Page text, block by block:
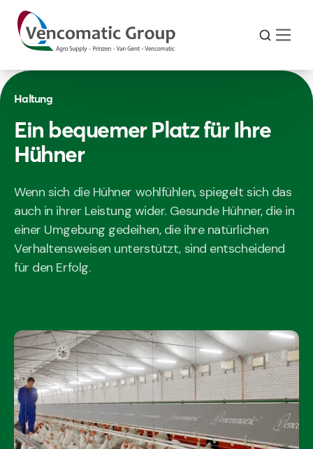
Haltung
Ein bequemer Platz für Ihre
Hühner
Wenn sich die Hühner wohlfühlen, spiegelt sich das
auch in ihrer Leistung wider. Gesunde Hühner, die in
einer Umgebung gedeihen, die ihre natürlichen
Verhaltensweisen unterstützt, sind entscheidend
für den Erfolg.